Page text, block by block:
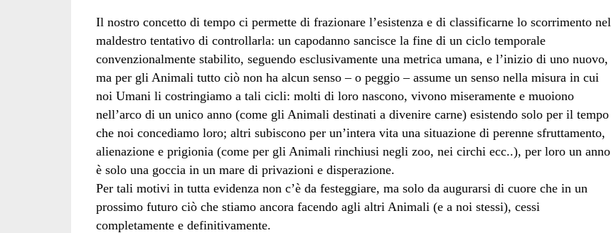
Il nostro concetto di tempo ci permette di frazionare l’esistenza e di classificarne lo scorrimento nel
maldestro tentativo di controllarla: un capodanno sancisce la fine di un ciclo temporale
convenzionalmente stabilito, seguendo esclusivamente una metrica umana, e l’inizio di uno nuovo,
ma per gli Animali tutto ciò non ha alcun senso – o peggio – assume un senso nella misura in cui
noi Umani li costringiamo a tali cicli: molti di loro nascono, vivono miseramente e muoiono
nell’arco di un unico anno (come gli Animali destinati a divenire carne) esistendo solo per il tempo
che noi concediamo loro; altri subiscono per un’intera vita una situazione di perenne sfruttamento,
alienazione e prigionia (come per gli Animali rinchiusi negli zoo, nei circhi ecc..), per loro un anno
è solo una goccia in un mare di privazioni e disperazione.
Per tali motivi in tutta evidenza non c’è da festeggiare, ma solo da augurarsi di cuore che in un
prossimo futuro ciò che stiamo ancora facendo agli altri Animali (e a noi stessi), cessi
completamente e definitivamente.